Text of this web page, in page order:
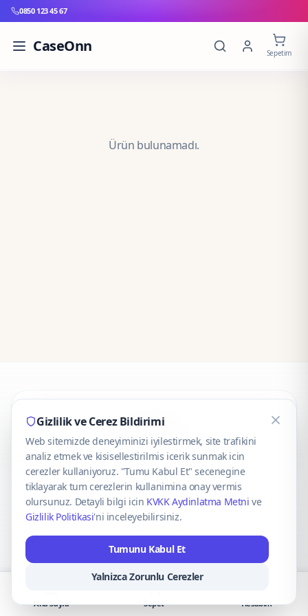
0850 123 45 67
CaseOnn Sepetim
Ürün bulunamadı.
CaseOnn
© 2025 CaseOnn. Tüm hakları saklıdır.
VISA Mastercard
Gizlilik ve Cerez Bildirimi
Web sitemizde deneyiminizi iyilestirmek, site trafikini
analiz etmek ve kisisellestirilmis icerik sunmak icin
cerezler kullaniyoruz. "Tumu Kabul Et" secenegine
tiklayarak tum cerezlerin kullanimina onay vermis
olursunuz. Detayli bilgi icin KVKK Aydinlatma Metni ve
Gizlilik Politikasi'ni inceleyebilirsiniz.
Tumunu Kabul Et
Yalnizca Zorunlu Cerezler
Ana Sayfa Sepet Hesabım